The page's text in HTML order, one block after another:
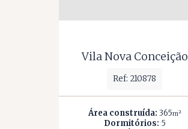
Vila Nova Conceição
Ref: 210878
Área construída: 365m²
Dormitórios: 5